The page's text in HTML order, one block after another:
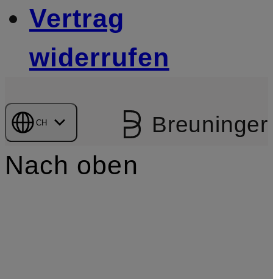
Vertrag
widerrufen
CH Breuninger
Nach oben